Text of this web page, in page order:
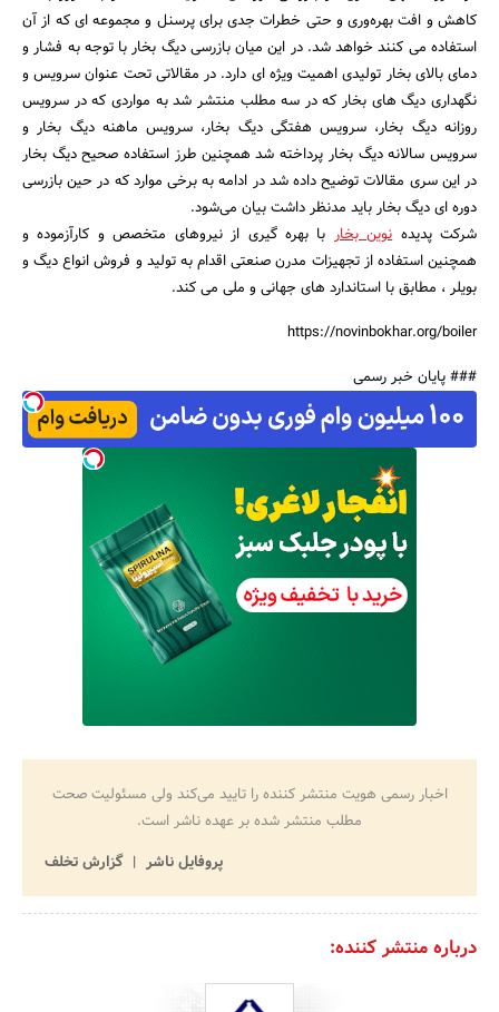
کاهش و افت بهره‌وری و حتی خطرات جدی برای پرسنل و مجموعه ای که از آن
استفاده می کنند خواهد شد. در این میان بازرسی دیگ بخار با توجه به فشار و
دمای بالای بخار تولیدی اهمیت ویژه ای دارد. در مقالاتی تحت عنوان سرویس و
نگهداری دیگ های بخار که در سه مطلب منتشر شد به مواردی که در سرویس
روزانه دیگ بخار، سرویس هفتگی دیگ بخار، سرویس ماهنه دیگ بخار و
سرویس سالانه دیگ بخار پرداخته شد همچنین طرز استفاده صحیح دیگ بخار
در این سری مقالات توضیح داده شد در ادامه به برخی موارد که در حین بازرسی
دوره ای دیگ بخار باید مدنظر داشت بیان می‌شود.
شرکت پدیدهنوین بخار با بهره گیری از نیروهای متخصص و کارآزموده و
همچنین استفاده از تجهیزات مدرن صنعتی اقدام به تولید و فروش انواع دیگ و
بویلر ، مطابق با استاندارد های جهانی و ملی می کند.
https://novinbokhar.org/boiler
### پایان خبر رسمی
اخبار رسمی هویت منتشر کننده را تایید می‌کند ولی مسئولیت صحت
مطلب منتشر شده بر عهده ناشر است.
پروفایل ناشر
گزارش تخلف
درباره منتشر کننده: